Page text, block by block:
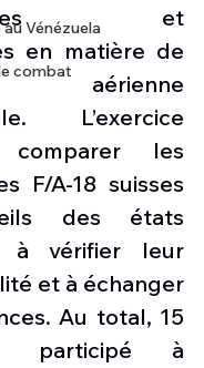
Vénézuela
combat
et
en matière de
aérienne
L’exercice
les
F/A-18 suisses
des états
à vérifier leur
et à échanger
Au total, 15
participé à